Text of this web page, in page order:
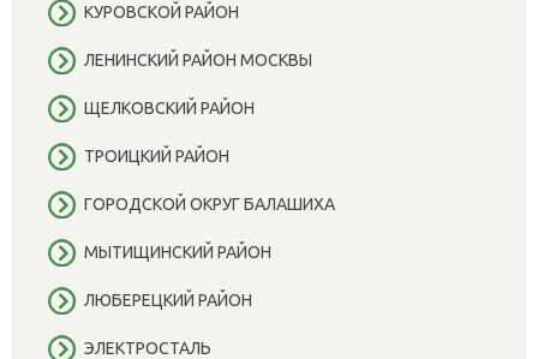
КУРОВСКОЙ РАЙОН
ЛЕНИНСКИЙ РАЙОН МОСКВЫ
ЩЕЛКОВСКИЙ РАЙОН
ТРОИЦКИЙ РАЙОН
ГОРОДСКОЙ ОКРУГ БАЛАШИХА
МЫТИЩИНСКИЙ РАЙОН
ЛЮБЕРЕЦКИЙ РАЙОН
ЭЛЕКТРОСТАЛЬ